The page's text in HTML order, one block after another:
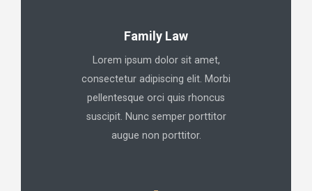
Family Law
Lorem ipsum dolor sit amet,
consectetur adipiscing elit. Morbi
pellentesque orci quis rhoncus
suscipit. Nunc semper porttitor
augue non porttitor.